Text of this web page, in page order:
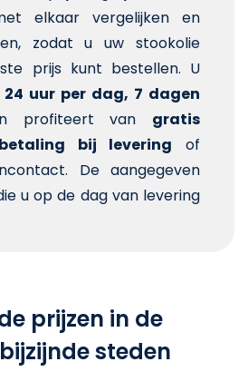
elkaar vergelijken en
zodat u uw stookolie
prijs kunt bestellen. U
uur per dag, 7 dagen
profiteert van gratis
betaling bij levering of
De aangegeven
u op de dag van levering
prijzen in de
steden